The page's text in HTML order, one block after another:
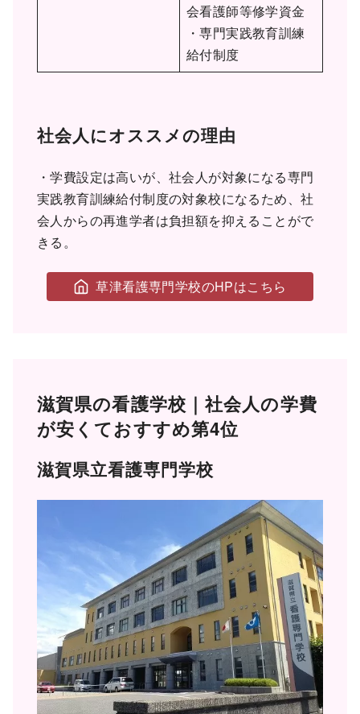
会看護師等修学資金
・専門実践教育訓練
給付制度
社会人にオススメの理由
・学費設定は高いが、社会人が対象になる専門
実践教育訓練給付制度の対象校になるため、社
会人からの再進学者は負担額を抑えることがで
きる。
草津看護専門学校のHPはこちら
滋賀県の看護学校｜社会人の学費
が安くておすすめ第4位
滋賀県立看護専門学校